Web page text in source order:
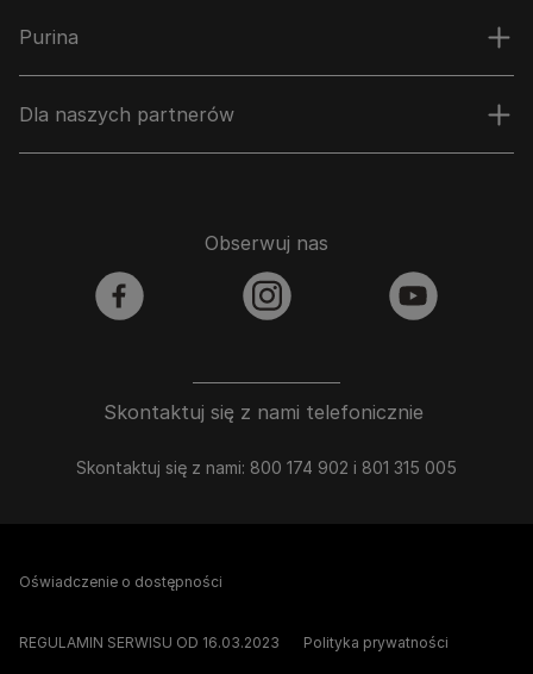
Purina
Dla naszych partnerów
Skontaktuj się z nami telefonicznie
Skontaktuj się z nami: 800 174 902 i 801 315 005
Obserwuj nas
facebook instagram youtube
Oświadczenie o dostępności
REGULAMIN SERWISU OD 16.03.2023 Polityka prywatności